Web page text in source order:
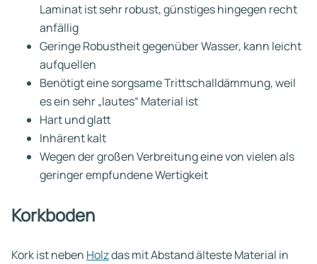
Laminat ist sehr robust, günstiges hingegen recht
anfällig
Geringe Robustheit gegenüber Wasser, kann leicht
aufquellen
Benötigt eine sorgsame Trittschalldämmung, weil
es ein sehr „lautes“ Material ist
Hart und glatt
Inhärent kalt
Wegen der großen Verbreitung eine von vielen als
geringer empfundene Wertigkeit
Korkboden
Kork ist neben Holzdas mit Abstand älteste Material in